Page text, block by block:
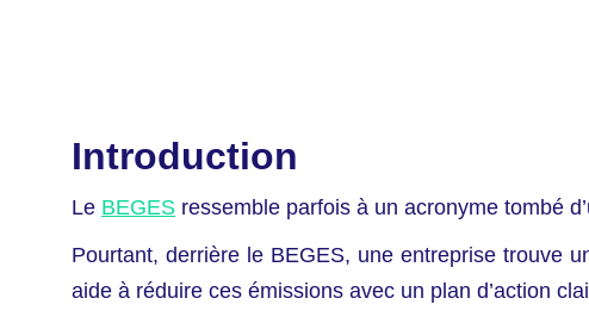
Introduction
Le BEGES ressemble parfois à un acronyme tombé
Pourtant, derrière le BEGES, une entreprise trouve
aide à réduire ces émissions avec un plan d’action